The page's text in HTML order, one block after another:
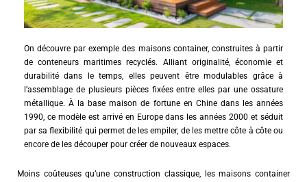
On découvre par exemple des maisons container, construites à partir
de conteneurs maritimes recyclés. Alliant originalité, économie et
durabilité dans le temps, elles peuvent être modulables grâce à
l’assemblage de plusieurs pièces fixées entre elles par une ossature
métallique. À la base maison de fortune en Chine dans les années
1990, ce modèle est arrivé en Europe dans les années 2000 et séduit
par sa flexibilité qui permet de les empiler, de les mettre côte à côte ou
encore de les découper pour créer de nouveaux espaces.
Moins coûteuses qu’une construction classique, les maisons container